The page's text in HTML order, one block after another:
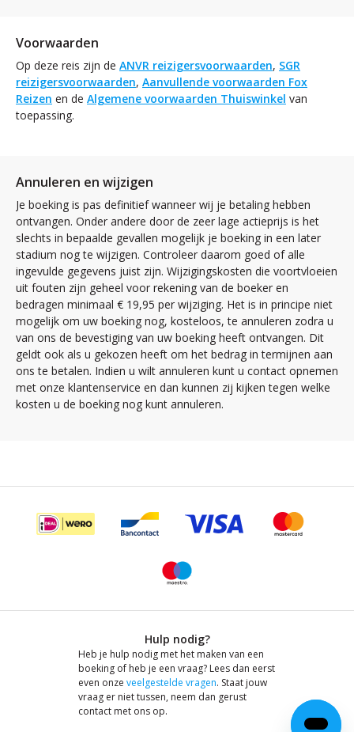
Voorwaarden
Op deze reis zijn de ANVR reizigersvoorwaarden, SGR
reizigersvoorwaarden, Aanvullende voorwaarden Fox
Reizen en de Algemene voorwaarden Thuiswinkel van
toepassing.
Annuleren en wijzigen
Je boeking is pas definitief wanneer wij je betaling hebben
ontvangen. Onder andere door de zeer lage actieprijs is het
slechts in bepaalde gevallen mogelijk je boeking in een later
stadium nog te wijzigen. Controleer daarom goed of alle
ingevulde gegevens juist zijn. Wijzigingskosten die voortvloeien
uit fouten zijn geheel voor rekening van de boeker en
bedragen minimaal € 19,95 per wijziging. Het is in principe niet
mogelijk om uw boeking nog, kosteloos, te annuleren zodra u
van ons de bevestiging van uw boeking heeft ontvangen. Dit
geldt ook als u gekozen heeft om het bedrag in termijnen aan
ons te betalen. Indien u wilt annuleren kunt u contact opnemen
met onze klantenservice en dan kunnen zij kijken tegen welke
kosten u de boeking nog kunt annuleren.
Hulp nodig?
Heb je hulp nodig met het maken van een
boeking of heb je een vraag? Lees dan eerst
even onze veelgestelde vragen. Staat jouw
vraag er niet tussen, neem dan gerust
contact met ons op.